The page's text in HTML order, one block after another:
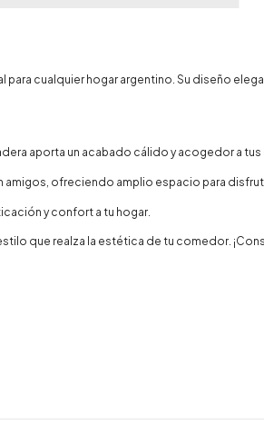
cualquier hogar argentino. Su diseño
aporta un acabado cálido y acogedor a
amigos, ofreciendo amplio espacio para
y confort a tu hogar.
que realza la estética de tu comedor.